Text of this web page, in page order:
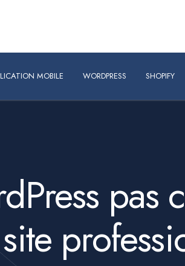
MOBILE WORDPRESS SHOPIFY
pas